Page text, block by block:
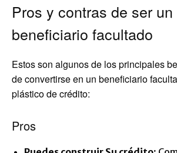
Pros y contras de ser un
beneficiario facultado
Estos son algunos de los principales
de convertirse en un beneficiario
plástico de crédito:
Pros